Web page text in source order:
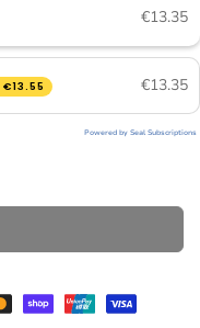
€13.35
€13.55 €13.35
Powered by Seal Subscriptions